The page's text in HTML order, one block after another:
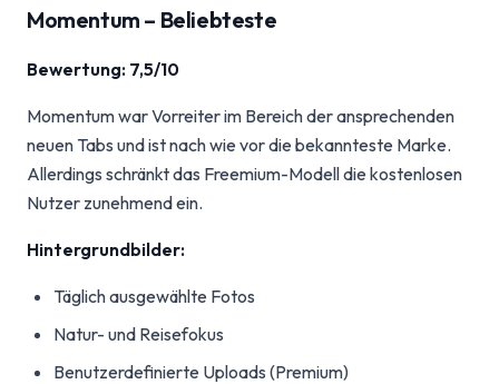
Momentum – Beliebteste
Bewertung: 7,5/10
Momentum war Vorreiter im Bereich der ansprechenden
neuen Tabs und ist nach wie vor die bekannteste Marke.
Allerdings schränkt das Freemium-Modell die kostenlosen
Nutzer zunehmend ein.
Hintergrundbilder:
Täglich ausgewählte Fotos
Natur- und Reisefokus
Benutzerdefinierte Uploads (Premium)